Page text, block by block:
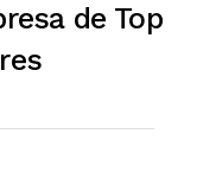
de Top